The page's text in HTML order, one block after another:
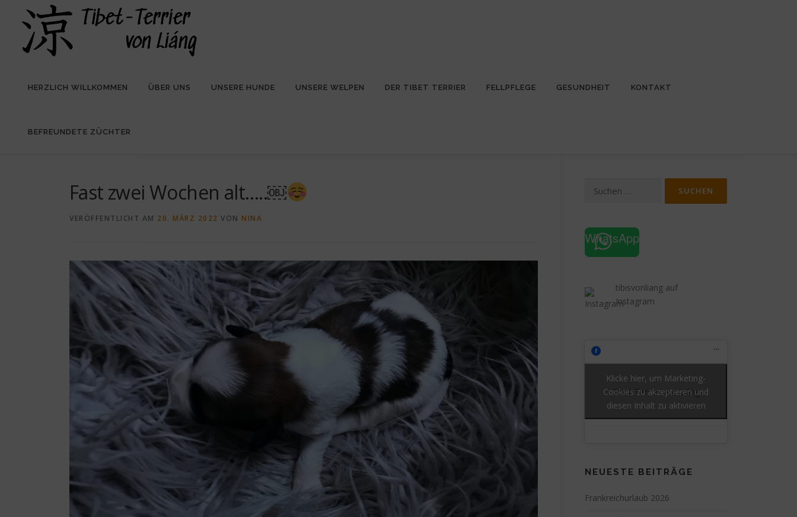
springen
HERZLICH WILLKOMMEN ÜBER UNS UNSERE HUNDE UNSERE WELPEN DER TIBET TERRIER FELLPFLEGE GESUNDHEIT KONTAKT
BEFREUNDETE ZÜCHTER
Fast zwei Wochen alt…..￼
VERÖFFENTLICHT AM 20. MÄRZ 2022 VON NINA
nach:
WhatsApp
tibisvonliang auf
Instagram
Tibet Terrier von Liáng
Klicke hier, um Marketing-
Cookies zu akzeptieren und
diesen Inhalt zu aktivieren
NEUESTE BEITRÄGE
Frankreichurlaub 2026